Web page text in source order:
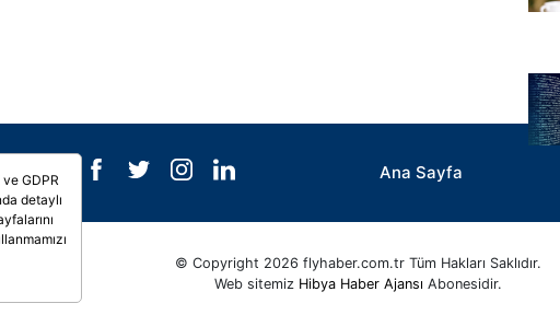
Video Ana Sayfa
© Copyright 2026 flyhaber.com.tr Tüm Hakları Saklıdır.
Web sitemiz Hibya Haber Ajansı Abonesidir.
GDPR
detaylı